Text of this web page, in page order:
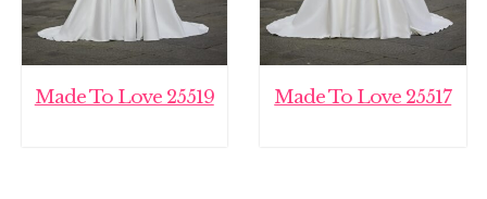
Made To Love 25519 Made To Love 25517